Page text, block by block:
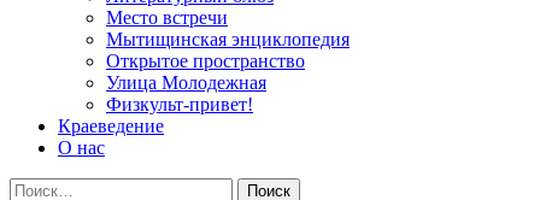
Место встречи
Мытищинская энциклопедия
Открытое пространство
Улица Молодежная
Физкульт-привет!
Краеведение
О нас
Найти: